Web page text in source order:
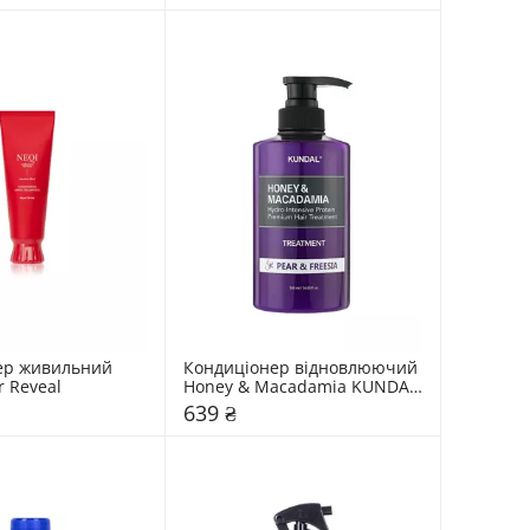
живильний
Reveal
Кондиціонер відновлюючий
Honey & Macadamia KUNDAL
"Pear & Freesia"
639 ₴